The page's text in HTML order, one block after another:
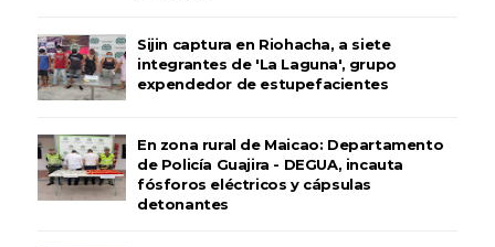
Sijin captura en Riohacha, a siete
integrantes de 'La Laguna', grupo
expendedor de estupefacientes
En zona rural de Maicao: Departamento
de Policía Guajira - DEGUA, incauta
fósforos eléctricos y cápsulas
detonantes